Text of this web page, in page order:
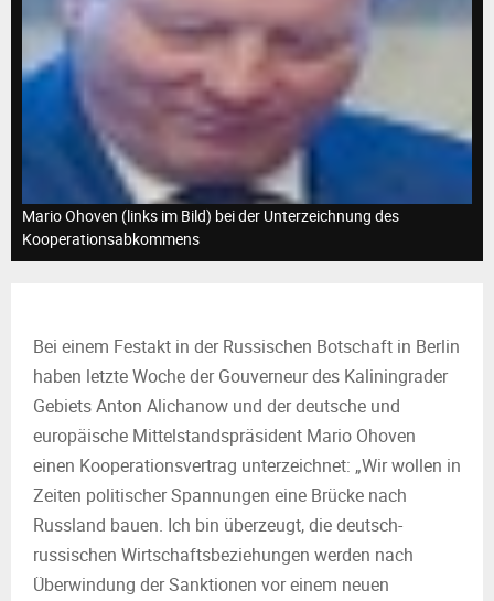
R
Y
N
Mario Ohoven (links im Bild) bei der Unterzeichnung des
Kooperationsabkommens
Bei einem Festakt in der Russischen Botschaft in Berlin
haben letzte Woche der Gouverneur des Kaliningrader
Gebiets Anton Alichanow und der deutsche und
europäische Mittelstandspräsident Mario Ohoven
einen Kooperationsvertrag unterzeichnet: „Wir wollen in
Zeiten politischer Spannungen eine Brücke nach
Russland bauen. Ich bin überzeugt, die deutsch-
russischen Wirtschaftsbeziehungen werden nach
Überwindung der Sanktionen vor einem neuen